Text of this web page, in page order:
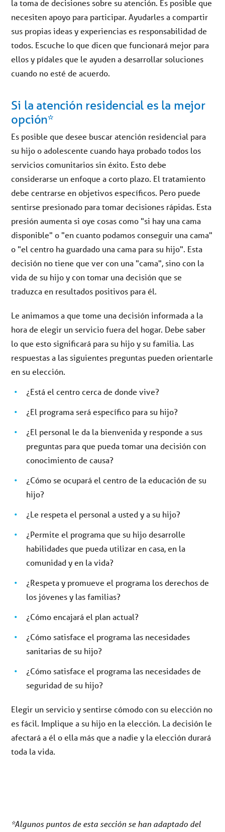
la toma de decisiones sobre su atención. Es posible que
necesiten apoyo para participar. Ayudarles a compartir
sus propias ideas y experiencias es responsabilidad de
todos. Escuche lo que dicen que funcionará mejor para
ellos y pídales que le ayuden a desarrollar soluciones
cuando no esté de acuerdo.
Si la atención residencial es la mejor
opción*
Es posible que desee buscar atención residencial para
su hijo o adolescente cuando haya probado todos los
servicios comunitarios sin éxito. Esto debe
considerarse un enfoque a corto plazo. El tratamiento
debe centrarse en objetivos específicos. Pero puede
sentirse presionado para tomar decisiones rápidas. Esta
presión aumenta si oye cosas como "si hay una cama
disponible" o "en cuanto podamos conseguir una cama"
o "el centro ha guardado una cama para su hijo". Esta
decisión no tiene que ver con una "cama", sino con la
vida de su hijo y con tomar una decisión que se
traduzca en resultados positivos para él.
Le animamos a que tome una decisión informada a la
hora de elegir un servicio fuera del hogar. Debe saber
lo que esto significará para su hijo y su familia. Las
respuestas a las siguientes preguntas pueden orientarle
en su elección.
¿Está el centro cerca de donde vive?
¿El programa será específico para su hijo?
¿El personal le da la bienvenida y responde a sus
preguntas para que pueda tomar una decisión con
conocimiento de causa?
¿Cómo se ocupará el centro de la educación de su
hijo?
¿Le respeta el personal a usted y a su hijo?
¿Permite el programa que su hijo desarrolle
habilidades que pueda utilizar en casa, en la
comunidad y en la vida?
¿Respeta y promueve el programa los derechos de
los jóvenes y las familias?
¿Cómo encajará el plan actual?
¿Cómo satisface el programa las necesidades
sanitarias de su hijo?
¿Cómo satisface el programa las necesidades de
seguridad de su hijo?
Elegir un servicio y sentirse cómodo con su elección no
es fácil. Implique a su hijo en la elección. La decisión le
afectará a él o ella más que a nadie y la elección durará
toda la vida.
*Algunos puntos de esta sección se han adaptado del